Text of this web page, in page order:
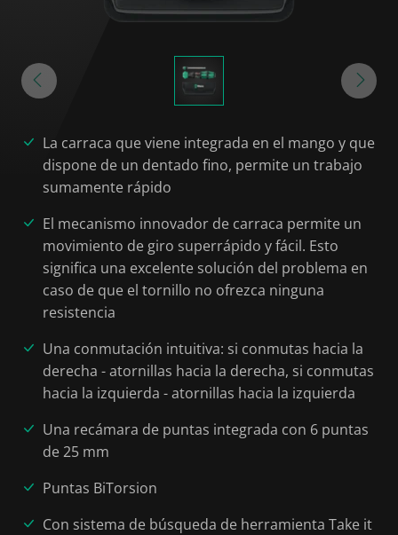
La carraca que viene integrada en el mango y que
dispone de un dentado fino, permite un trabajo
sumamente rápido
El mecanismo innovador de carraca permite un
movimiento de giro superrápido y fácil. Esto
significa una excelente solución del problema en
caso de que el tornillo no ofrezca ninguna
resistencia
Una conmutación intuitiva: si conmutas hacia la
derecha - atornillas hacia la derecha, si conmutas
hacia la izquierda - atornillas hacia la izquierda
Una recámara de puntas integrada con 6 puntas
de 25 mm
Puntas BiTorsion
Con sistema de búsqueda de herramienta Take it